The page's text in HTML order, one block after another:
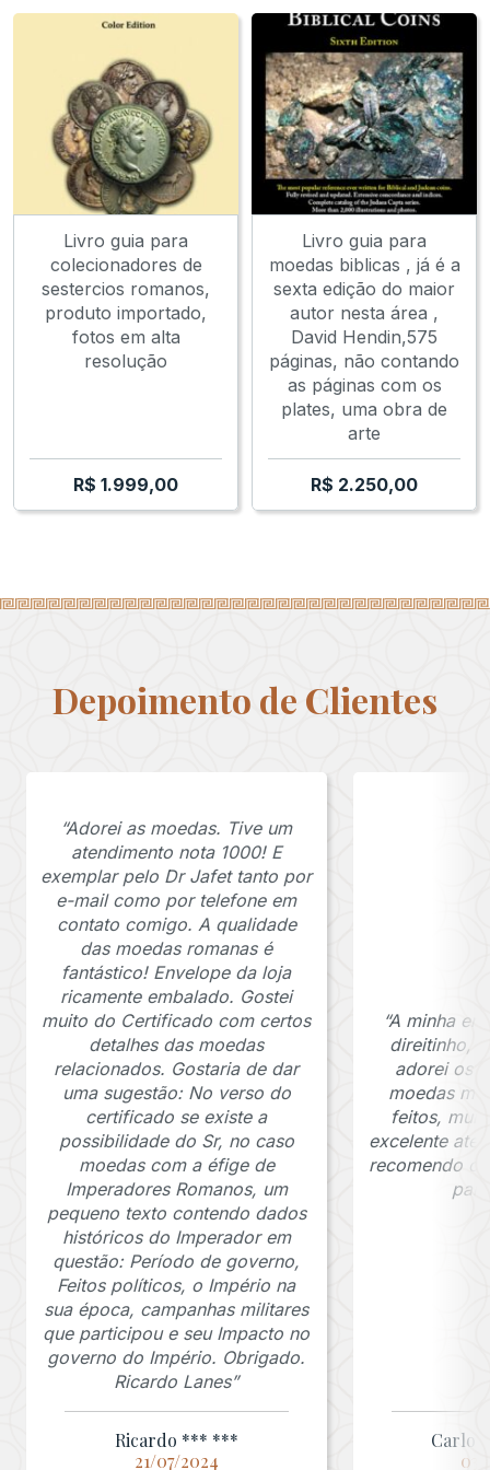
Livro guia para
colecionadores de
sestercios romanos,
produto importado,
fotos em alta
resolução
R$ 1.999,00
Livro guia para
moedas biblicas , já é a
sexta edição do maior
autor nesta área ,
David Hendin,575
páginas, não contando
as páginas com os
plates, uma obra de
arte
R$ 2.250,00
Depoimento de Clientes
“Adorei as moedas. Tive um
atendimento nota 1000! E
exemplar pelo Dr Jafet tanto por
e-mail como por telefone em
contato comigo. A qualidade
das moedas romanas é
fantástico! Envelope da loja
ricamente embalado. Gostei
muito do Certificado com certos
detalhes das moedas
relacionados. Gostaria de dar
uma sugestão: No verso do
certificado se existe a
possibilidade do Sr, no caso
moedas com a éfige de
Imperadores Romanos, um
pequeno texto contendo dados
históricos do Imperador em
questão: Período de governo,
Feitos políticos, o Império na
sua época, campanhas militares
que participou e seu Impacto no
governo do Império. Obrigado.
Ricardo Lanes”
Ricardo *** ***
21/07/2024
“A minha
direitinho,
adorei os
moedas
feitos,
excelente
recomendo o
03/